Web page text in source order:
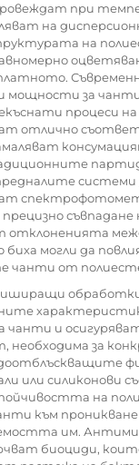
при
на
на
мощности за
процеси на
отлично
системи
отклоненията
могли да
чанти от
чанти и
необходима за
или силиконови
на
към проникване
им.
биоциди,